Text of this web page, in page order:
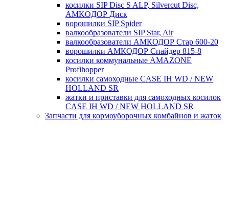
косилки SIP Disc S ALP, Silvercut Disc,
AMKOДОР Диск
ворошилки SIP Spider
валкообразователи SIP Star, Air
валкообразователи АМКОДОР Стар 600-20
ворошилки АМКОДОР Спайдер 815-8
косилки коммунальные AMAZONE
Profihopper
косилки самоходные CASE IH WD / NEW
HOLLAND SR
жатки и приставки для самоходных косилок
CASE IH WD / NEW HOLLAND SR
Запчасти для кормоуборочных комбайнов и жаток